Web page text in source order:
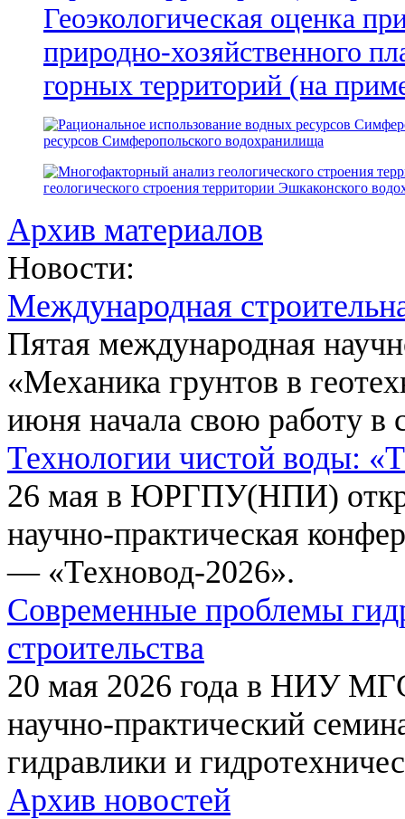
Геоэкологическая оценка
природно-хозяйственного
горных территорий (на
ресурсов Симферопольского водохранилища
геологического строения территории Эшкаконского
Архив материалов
Новости:
Международная
Пятая международная
«Механика грунтов в
июня начала свою работу в
Технологии чистой воды:
26 мая в ЮРГПУ(НПИ)
научно-практическая
— «Техновод-2026».
Современные проблемы
строительства
20 мая 2026 года в НИУ
научно-практический
гидравлики и
Архив новостей